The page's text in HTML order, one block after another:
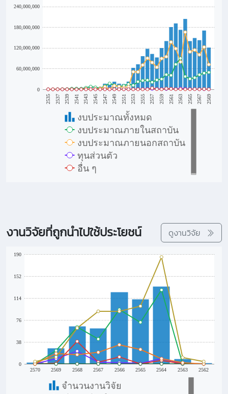
2535 2537 2539 2541 2543 2545 2547 2549 2551 2553 2555 2557 2559 2561 2563 2565 2567 2569
0
60,000,000
120,000,000
180,000,000
240,000,000
งบประมาณทั้งหมด
งบประมาณภายในสถาบัน
งบประมาณภายนอกสถาบัน
ทุนส่วนตัว
อื่น ๆ
งานวิจัยที่ถูกนำไปใช้ประโยชน์ ดูงานวิจัย
2570 2569 2568 2567 2566 2565 2564 2563 2562
0
38
76
114
152
190
จำนวนงานวิจัย